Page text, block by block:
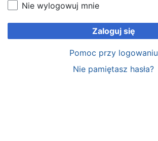
Nie wylogowuj mnie
Zaloguj się
Pomoc przy logowaniu
Nie pamiętasz hasła?